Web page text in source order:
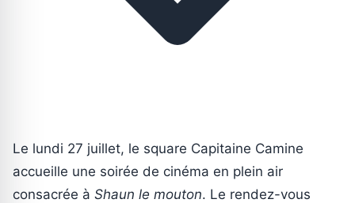
Le lundi 27 juillet, le square Capitaine Camine
accueille une soirée de cinéma en plein air
consacrée à Shaun le mouton. Le rendez-vous